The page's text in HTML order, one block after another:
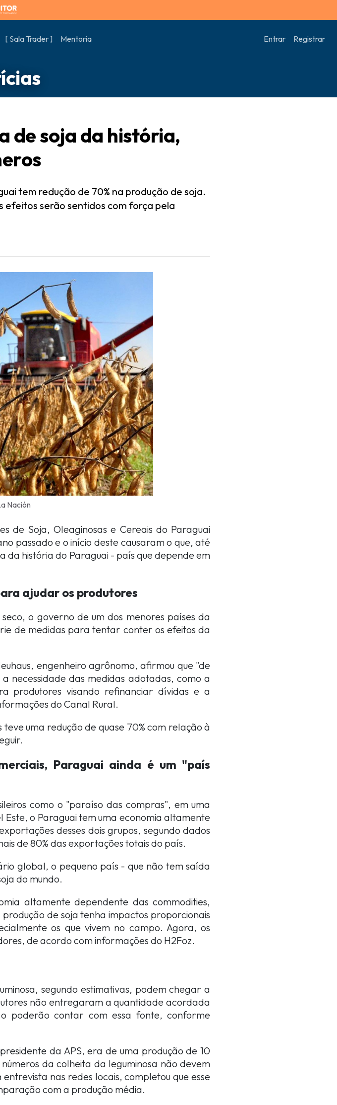
[ Sala Trader ] Mentoria Entrar Registrar
de soja da história,
tem redução de 70% na produção de soja.
efeitos serão sentidos com força pela
Nación
de Soja, Oleaginosas e Cereais do Paraguai
passado e o início deste causaram o que, até
história do Paraguai - país que depende em
ajudar os produtores
o governo de um dos menores países da
de medidas para tentar conter os efeitos da
engenheiro agrônomo, afirmou que "de
necessidade das medidas adotadas, como a
produtores visando refinanciar dívidas e a
do Canal Rural.
uma redução de quase 70% com relação à
Paraguai ainda é um "país
como o "paraíso das compras", em uma
o Paraguai tem uma economia altamente
desses dois grupos, segundo dados
de 80% das exportações totais do país.
global, o pequeno país - que não tem saída
do mundo.
altamente dependente das commodities,
de soja tenha impactos proporcionais
os que vivem no campo. Agora, os
de acordo com informações do H2Foz.
segundo estimativas, podem chegar a
não entregaram a quantidade acordada
poderão contar com essa fonte, conforme
da APS, era de uma produção de 10
da colheita da leguminosa não devem
nas redes locais, completou que esse
com a produção média.